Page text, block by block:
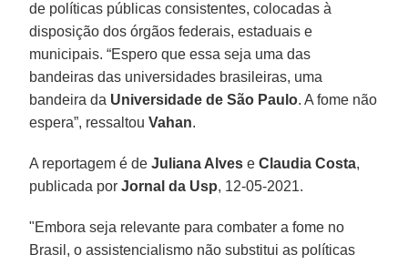
de políticas públicas consistentes, colocadas à
disposição dos órgãos federais, estaduais e
municipais. “Espero que essa seja uma das
bandeiras das universidades brasileiras, uma
bandeira da Universidade de São Paulo. A fome não
espera”, ressaltouVahan.
A reportagem é deJuliana Alves eClaudia Costa,
publicada porJornal da Usp, 12-05-2021.
"Embora seja relevante para combater a fome no
Brasil, o assistencialismo não substitui as políticas